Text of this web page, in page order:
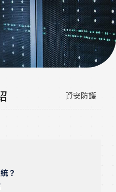
資安防護
？